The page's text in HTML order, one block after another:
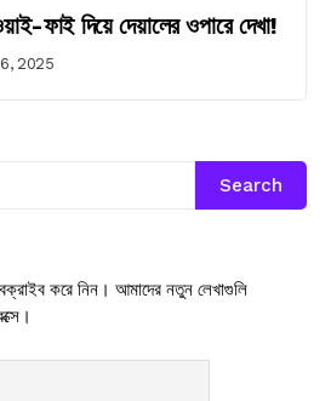
ফাই দিয়ে দেয়ালের ওপারে দেখা!
2025
Search
করে নিন। আমাদের নতুন লেখাগুলি